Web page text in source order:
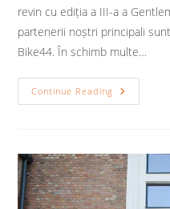
revin cu ediția a III-a a
partenerii noștri principali
Bike44. În schimb multe…
Continue Reading
Race,
2016